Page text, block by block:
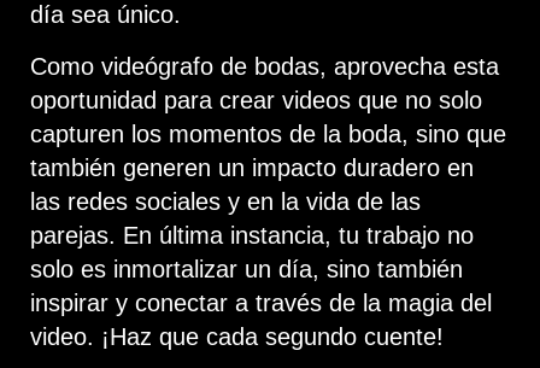
día sea único.
Como videógrafo de bodas, aprovecha esta
oportunidad para crear videos que no solo
capturen los momentos de la boda, sino que
también generen un impacto duradero en
las redes sociales y en la vida de las
parejas. En última instancia, tu trabajo no
solo es inmortalizar un día, sino también
inspirar y conectar a través de la magia del
video. ¡Haz que cada segundo cuente!